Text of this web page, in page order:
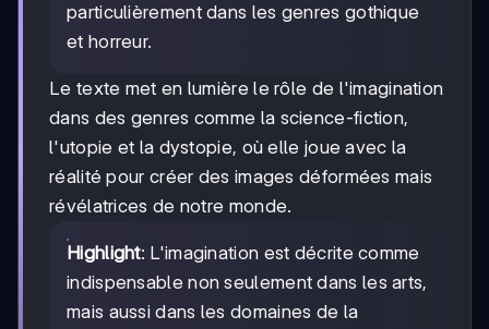
particulièrement dans les genres gothique
et horreur.
Le texte met en lumière le rôle de l'imagination
dans des genres comme la science-fiction,
l'utopie et la dystopie, où elle joue avec la
réalité pour créer des images déformées mais
révélatrices de notre monde.
Highlight: L'imagination est décrite comme
indispensable non seulement dans les arts,
mais aussi dans les domaines de la